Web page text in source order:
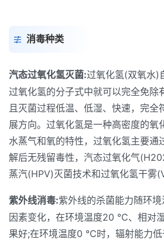
消毒种类
汽态过氧化氢灭菌:过氧化氢(双氧水)
过氧化氢的分子式中就可以完全免除
且灭菌过程低温、低湿、快速，完全
展方向。过氧化氢是一种高密度的氧
水蒸气和氧的特性，过氧化氢主要通
解后无残留毒性，汽态过氧化气
蒸汽(HPV)灭菌技术和过氧化氢干雾
紫外线消毒:紫外线的杀菌能力随环
因素变化，在环境温度20 ℃、相对
果好;在环境温度0 ℃时，辐射能力